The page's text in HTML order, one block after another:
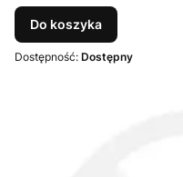
Do koszyka
Dostępność: Dostępny